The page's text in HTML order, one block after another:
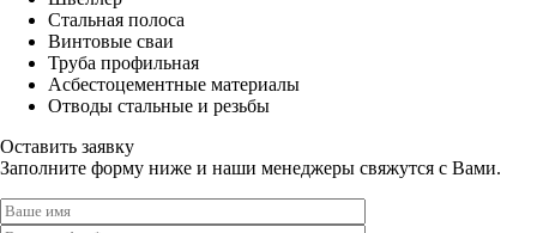
Стальная полоса
Винтовые сваи
Труба профильная
Асбестоцементные материалы
Отводы стальные и резьбы
Оставить заявку
Заполните форму ниже и наши менеджеры свяжутся с Вами.